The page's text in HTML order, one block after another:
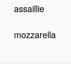
assaillie
mozzarella